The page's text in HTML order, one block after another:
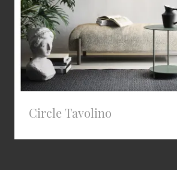
Circle Tavolino